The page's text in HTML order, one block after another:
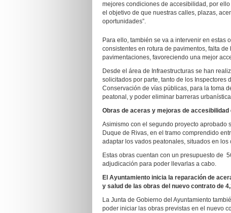
mejores condiciones de accesibilidad, por
el objetivo de que nuestras calles, plazas,
oportunidades”.
Para ello, también se va a intervenir en
consistentes en rotura de pavimentos, falta
pavimentaciones, favoreciendo una mejor
Desde el área de Infraestructuras se han
solicitados por parte, tanto de los Inspectores
Conservación de vías públicas, para la toma
peatonal, y poder eliminar barreras
Obras de aceras y mejoras de accesibilidad
Asimismo con el segundo proyecto aprobado
Duque de Rivas, en el tramo comprendido
adaptar los vados peatonales, situados en
Estas obras cuentan con un presupuesto de
adjudicación para poder llevarlas a cabo.
El Ayuntamiento inicia la reparación de
y salud de las obras del nuevo contrato de
La Junta de Gobierno del Ayuntamiento
poder iniciar las obras previstas en el nuevo